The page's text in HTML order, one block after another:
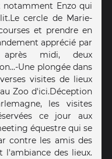
notamment Enzo qui
Le cercle de Marie-
et prendre en
apprécié par
après midi, deux
-Une plongée dans
visites de lieux
Zoo d'ici. Déception
les visites
ce jour aux
équestre qui se
contre les amis des
l'ambiance des lieux.